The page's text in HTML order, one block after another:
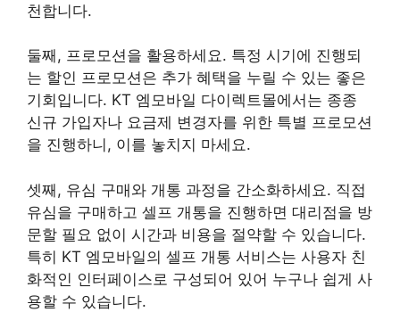
천합니다.
둘째, 프로모션을 활용하세요. 특정 시기에 진행되
는 할인 프로모션은 추가 혜택을 누릴 수 있는 좋은
기회입니다. KT 엠모바일 다이렉트몰에서는 종종
신규 가입자나 요금제 변경자를 위한 특별 프로모션
을 진행하니, 이를 놓치지 마세요.
셋째, 유심 구매와 개통 과정을 간소화하세요. 직접
유심을 구매하고 셀프 개통을 진행하면 대리점을 방
문할 필요 없이 시간과 비용을 절약할 수 있습니다.
특히 KT 엠모바일의 셀프 개통 서비스는 사용자 친
화적인 인터페이스로 구성되어 있어 누구나 쉽게 사
용할 수 있습니다.